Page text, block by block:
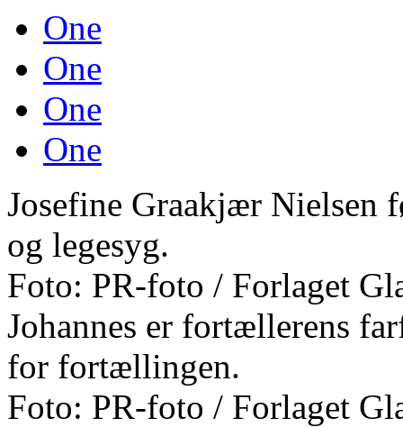
One
One
One
One
Josefine Graakjær Nielsen
og legesyg.
Foto: PR-foto / Forlaget
Johannes er fortællerens
for fortællingen.
Foto: PR-foto / Forlaget